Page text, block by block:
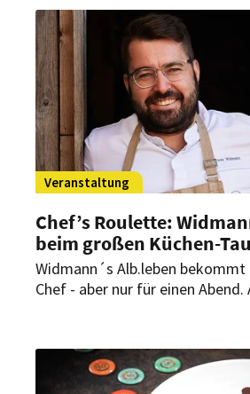
Trüffelmenü mit exquisiten
sondern auch live die weltweite
mitverfolgen.
Veranstaltung
Chef’s Roulette:
beim großen Küchen-
Widmann´s Alb.leben bekommt
Chef - aber nur für einen
Österreich ausgewählt worden.